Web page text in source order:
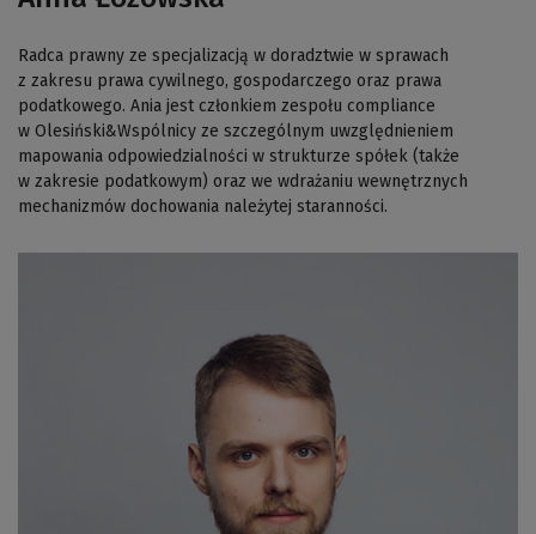
Radca prawny ze specjalizacją w doradztwie w sprawach
z zakresu prawa cywilnego, gospodarczego oraz prawa
podatkowego. Ania jest członkiem zespołu compliance
w Olesiński&Wspólnicy ze szczególnym uwzględnieniem
mapowania odpowiedzialności w strukturze spółek (także
w zakresie podatkowym) oraz we wdrażaniu wewnętrznych
mechanizmów dochowania należytej staranności.